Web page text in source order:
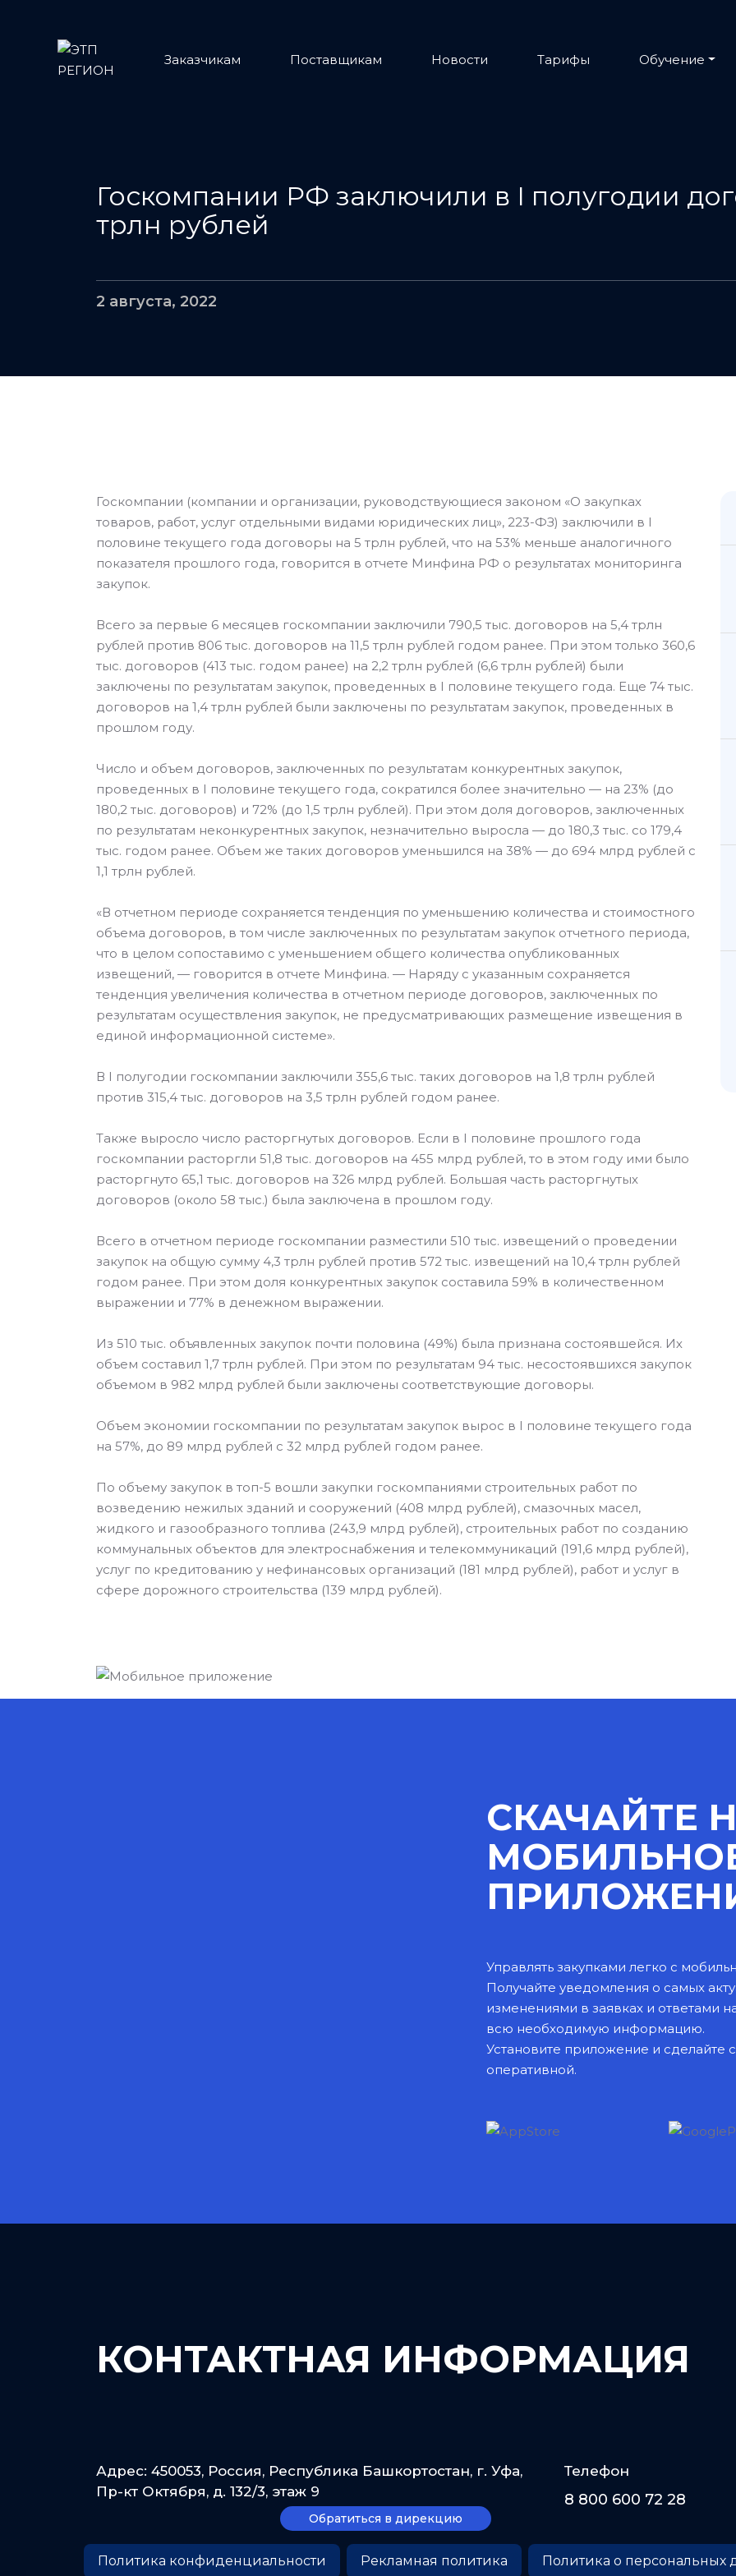
Заказчикам Поставщикам Новости Тарифы Обучение
Госкомпании РФ заключили в I полугодии
трлн рублей
2 августа, 2022
Госкомпании (компании и организации, руководствующиеся законом «О закупках
товаров, работ, услуг отдельными видами юридических лиц», 223-ФЗ) заключили в I
половине текущего года договоры на 5 трлн рублей, что на 53% меньше аналогичного
показателя прошлого года, говорится в отчете Минфина РФ о результатах мониторинга
закупок.
Всего за первые 6 месяцев госкомпании заключили 790,5 тыс. договоров на 5,4 трлн
рублей против 806 тыс. договоров на 11,5 трлн рублей годом ранее. При этом только 360,6
тыс. договоров (413 тыс. годом ранее) на 2,2 трлн рублей (6,6 трлн рублей) были
заключены по результатам закупок, проведенных в I половине текущего года. Еще 74 тыс.
договоров на 1,4 трлн рублей были заключены по результатам закупок, проведенных в
прошлом году.
Число и объем договоров, заключенных по результатам конкурентных закупок,
проведенных в I половине текущего года, сократился более значительно — на 23% (до
180,2 тыс. договоров) и 72% (до 1,5 трлн рублей). При этом доля договоров, заключенных
по результатам неконкурентных закупок, незначительно выросла — до 180,3 тыс. со 179,4
тыс. годом ранее. Объем же таких договоров уменьшился на 38% — до 694 млрд рублей с
1,1 трлн рублей.
«В отчетном периоде сохраняется тенденция по уменьшению количества и стоимостного
объема договоров, в том числе заключенных по результатам закупок отчетного периода,
что в целом сопоставимо с уменьшением общего количества опубликованных
извещений, — говорится в отчете Минфина. — Наряду с указанным сохраняется
тенденция увеличения количества в отчетном периоде договоров, заключенных по
результатам осуществления закупок, не предусматривающих размещение извещения в
единой информационной системе».
В I полугодии госкомпании заключили 355,6 тыс. таких договоров на 1,8 трлн рублей
против 315,4 тыс. договоров на 3,5 трлн рублей годом ранее.
Также выросло число расторгнутых договоров. Если в I половине прошлого года
госкомпании расторгли 51,8 тыс. договоров на 455 млрд рублей, то в этом году ими было
расторгнуто 65,1 тыс. договоров на 326 млрд рублей. Большая часть расторгнутых
договоров (около 58 тыс.) была заключена в прошлом году.
Всего в отчетном периоде госкомпании разместили 510 тыс. извещений о проведении
закупок на общую сумму 4,3 трлн рублей против 572 тыс. извещений на 10,4 трлн рублей
годом ранее. При этом доля конкурентных закупок составила 59% в количественном
выражении и 77% в денежном выражении.
Из 510 тыс. объявленных закупок почти половина (49%) была признана состоявшейся. Их
объем составил 1,7 трлн рублей. При этом по результатам 94 тыс. несостоявшихся закупок
объемом в 982 млрд рублей были заключены соответствующие договоры.
Объем экономии госкомпании по результатам закупок вырос в I половине текущего года
на 57%, до 89 млрд рублей с 32 млрд рублей годом ранее.
По объему закупок в топ-5 вошли закупки госкомпаниями строительных работ по
возведению нежилых зданий и сооружений (408 млрд рублей), смазочных масел,
жидкого и газообразного топлива (243,9 млрд рублей), строительных работ по созданию
коммунальных объектов для электроснабжения и телекоммуникаций (191,6 млрд рублей),
услуг по кредитованию у нефинансовых организаций (181 млрд рублей), работ и услуг в
сфере дорожного строительства (139 млрд рублей).
СКАЧАЙТЕ
Управлять закупками легко с
Получайте уведомления о самых
изменениями в заявках и ответами
всю необходимую информацию.
Установите приложение и
оперативной.
КОНТАКТНАЯ ИНФОРМАЦИЯ
Адрес: 450053, Россия, Республика Башкортостан, г. Уфа,
Пр-кт Октября, д. 132/3, этаж 9
Обратиться в дирекцию
Телефон
8 800 600 72 28
Политика конфиденциальности Рекламная политика Политика о персональных